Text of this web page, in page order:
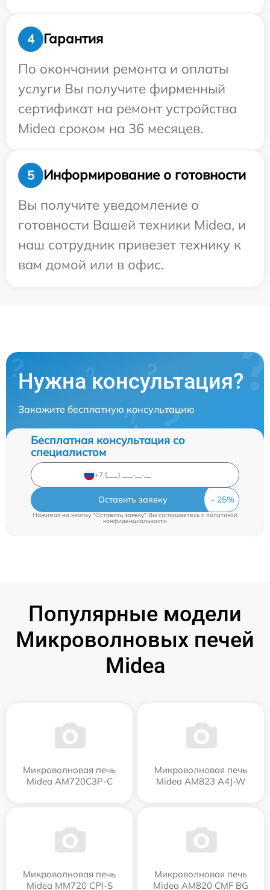
4
Гарантия
По окончании ремонта и оплаты
услуги Вы получите фирменный
сертификат на ремонт устройства
Midea сроком на 36 месяцев.
5
Информирование о готовности
Вы получите уведомление о
готовности Вашей техники Midea, и
наш сотрудник привезет технику к
вам домой или в офис.
Нужна консультация?
Закажите бесплатную консультацию
Бесплатная консультация со
специалистом
Оставить заявку
Нажимая на кнопку "Оставить заявку" Вы соглашаетесь cполитикой
конфиденциальности
Популярные модели
Микроволновых печей
Midea
Микроволновая печь
Midea AM720C3P-C
Микроволновая печь
Midea AM823 A4J-W
Микроволновая печь
Midea MM720 CPI-S
Микроволновая печь
Midea AM820 CMF BG